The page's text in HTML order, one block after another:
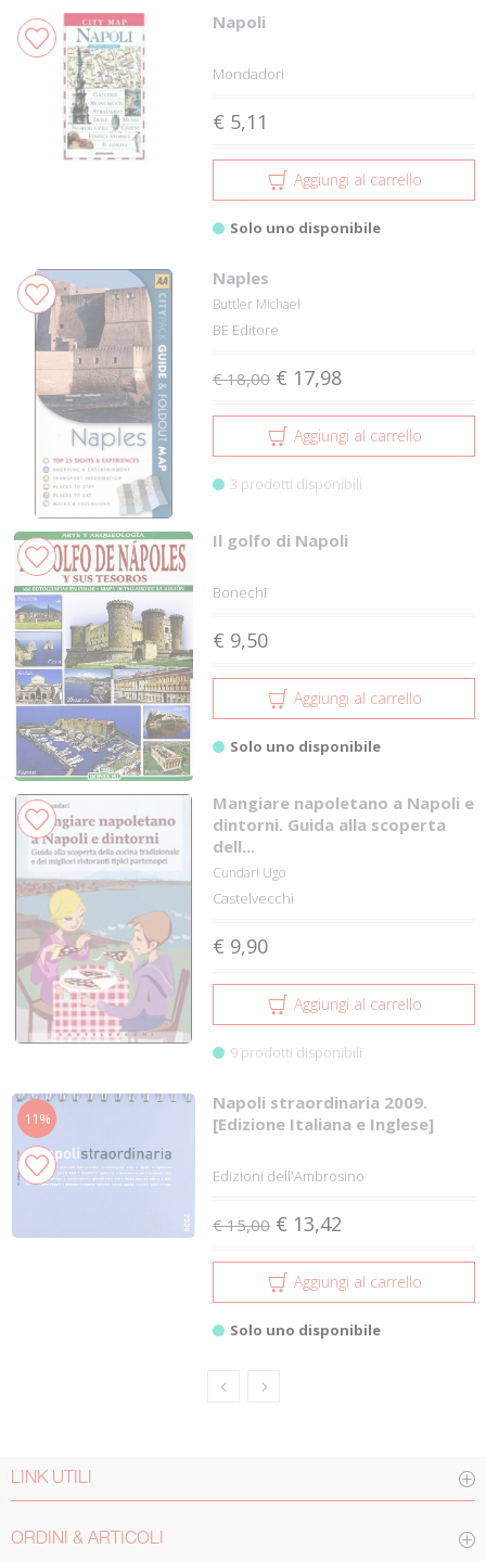
Napoli
Mondadori
€ 5,11
Aggiungi al carrello
Solo uno disponibile
Naples
Buttler Michael
BE Editore
€ 18,00 € 17,98
Aggiungi al carrello
3 prodotti disponibili
Il golfo di Napoli
Bonechi
€ 9,50
Aggiungi al carrello
Solo uno disponibile
Mangiare napoletano a Napoli e
dintorni. Guida alla scoperta
dell...
Cundari Ugo
Castelvecchi
€ 9,90
Aggiungi al carrello
9 prodotti disponibili
11%
Napoli straordinaria 2009.
[Edizione Italiana e Inglese]
Edizioni dell'Ambrosino
€ 15,00 € 13,42
Aggiungi al carrello
Solo uno disponibile
LINK UTILI
ORDINI & ARTICOLI